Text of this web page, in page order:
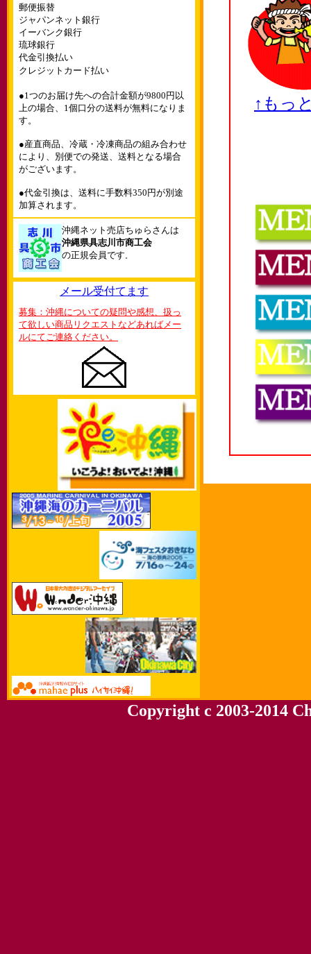
郵便振替
ジャパンネット銀行
イーバンク銀行
琉球銀行
代金引換払い
クレジットカード払い
●1つのお届け先への合計金額が9800円以
上の場合、1個口分の送料が無料になりま
す。
●産直商品、冷蔵・冷凍商品の組み合わせ
により、別便での発送、送料となる場合
がございます。
●代金引換は、送料に手数料350円が別途
加算されます。
沖縄ネット売店ちゅらさんは
沖縄県具志川市商工会
の正規会員です。
メール受付てます
募集：沖縄についての疑問や感想、扱っ
て欲しい商品リクエストなどあればメー
ルにてご連絡ください。
↑もっ
Copyright c 2003-2014